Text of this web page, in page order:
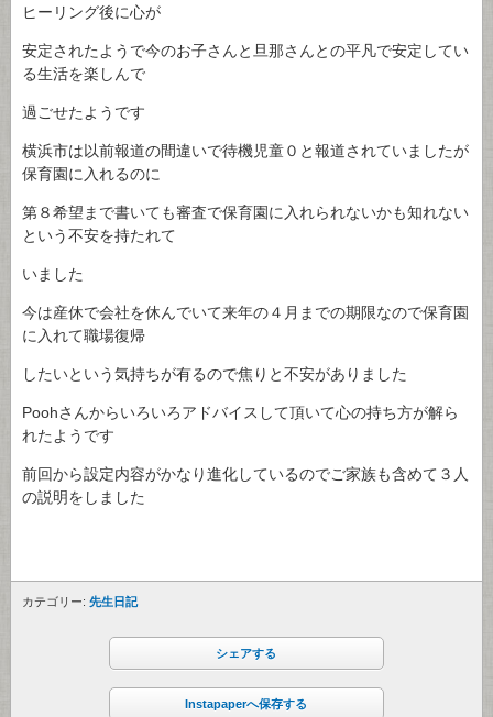
ヒーリング後に心が
安定されたようで今のお子さんと旦那さんとの平凡で安定してい
る生活を楽しんで
過ごせたようです
横浜市は以前報道の間違いで待機児童０と報道されていましたが
保育園に入れるのに
第８希望まで書いても審査で保育園に入れられないかも知れない
という不安を持たれて
いました
今は産休で会社を休んでいて来年の４月までの期限なので保育園
に入れて職場復帰
したいという気持ちが有るので焦りと不安がありました
Poohさんからいろいろアドバイスして頂いて心の持ち方が解ら
れたようです
前回から設定内容がかなり進化しているのでご家族も含めて３人
の説明をしました
カテゴリー: 先生日記
シェアする
Instapaperへ保存する